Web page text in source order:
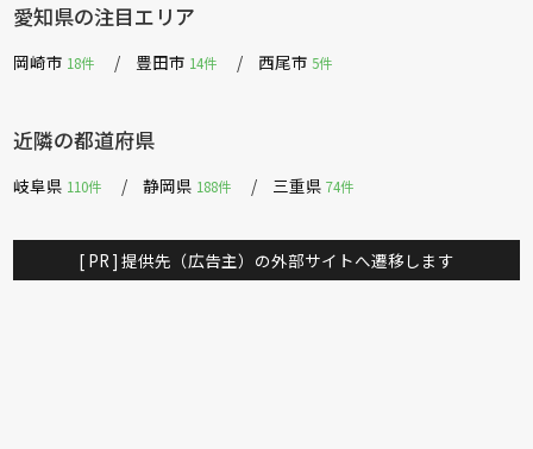
愛知県の注目エリア
岡崎市 18件 豊田市 14件 西尾市5件
近隣の都道府県
岐阜県 110件 静岡県 188件 三重県74件
[ PR ] 提供先（広告主）の外部サイトへ遷移します